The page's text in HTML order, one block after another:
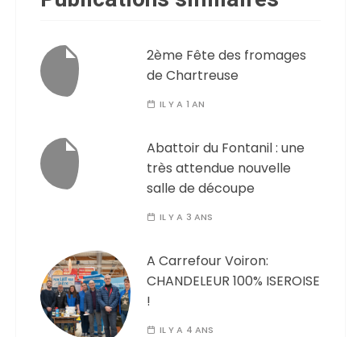
2ème Fête des fromages
de Chartreuse
IL Y A 1 AN
Abattoir du Fontanil : une
très attendue nouvelle
salle de découpe
IL Y A 3 ANS
A Carrefour Voiron:
CHANDELEUR 100% ISEROISE
!
IL Y A 4 ANS